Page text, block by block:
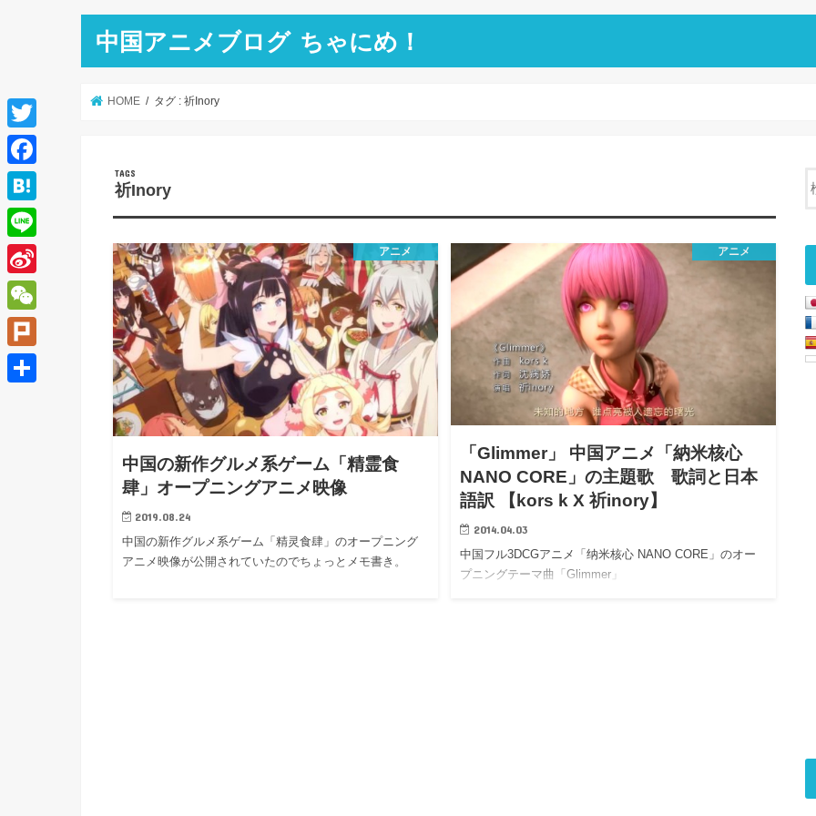
中国アニメブログ ちゃにめ！
HOME タグ : 祈Inory
祈Inory
アニメ
中国の新作グルメ系ゲーム「精霊食
肆」オープニングアニメ映像
2019.08.24
中国の新作グルメ系ゲーム「精灵食肆」のオープニング
アニメ映像が公開されていたのでちょっとメモ書き。
アニメ
「Glimmer」 中国アニメ「納米核心
NANO CORE」の主題歌 歌詞と日本
語訳 【kors k X 祈inory】
2014.04.03
中国フル3DCGアニメ「纳米核心 NANO CORE」のオー
プニングテーマ曲「Glimmer」
T
w
i
t
e
r
F
a
c
e
b
o
o
k
H
a
t
e
a
L
i
n
e
S
i
n
a
W
e
C
P